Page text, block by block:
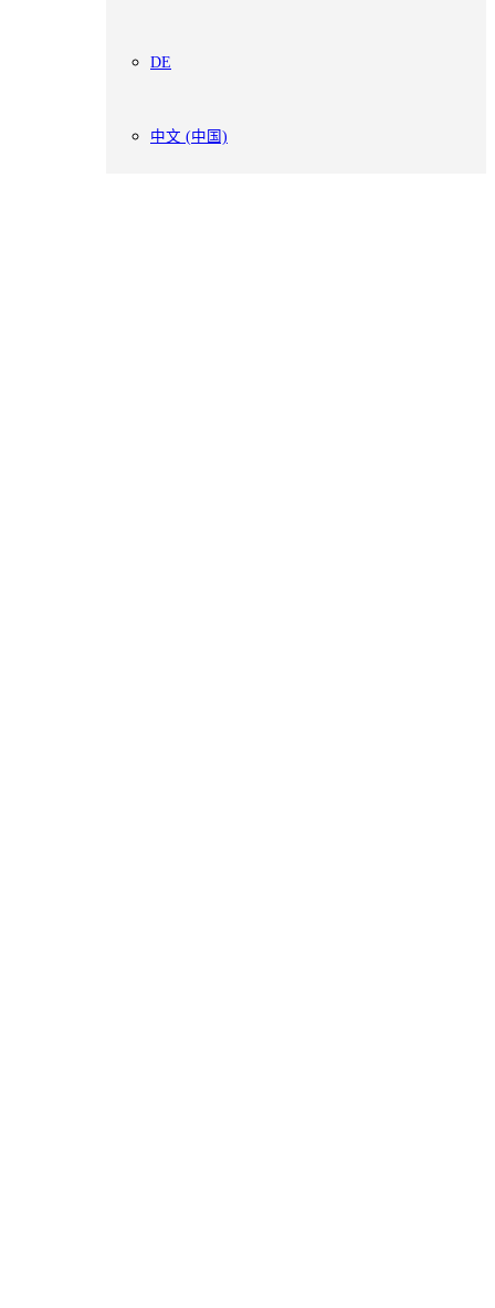
DE
中文 (中国)